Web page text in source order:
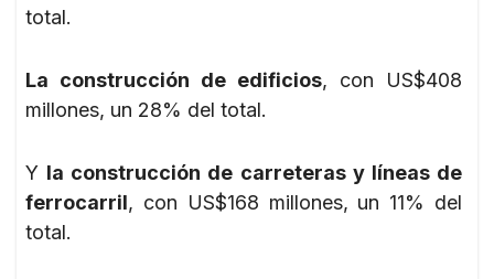
total.
La construcción de edificios, con US$408
millones, un 28% del total.
Y la construcción de carreteras y líneas de
ferrocarril, con US$168 millones, un 11% del
total.